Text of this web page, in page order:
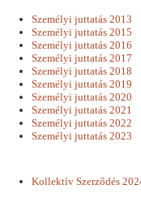
Személyi juttatás 2013
Személyi juttatás 2015
Személyi juttatás 2016
Személyi juttatás 2017
Személyi juttatás 2018
Személyi juttatás 2019
Személyi juttatás 2020
Személyi juttatás 2021
Személyi juttatás 2022
Személyi juttatás 2023
Kollektív Szerződés